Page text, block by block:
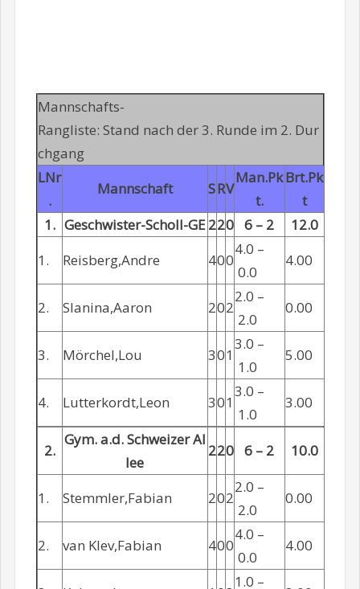
Mannschafts-
Rangliste: Stand nach der 3. Runde im 2. Dur
chgang
LNr
.
Mannschaft SRV
Man.Pk
t.
Brt.Pk
t
1. Geschwister-Scholl-GE220 6 – 2
12.0
1.
Reisberg,Andre 400
4.0 –
0.0
4.00
2. Slanina,Aaron 202
2.0 –
2.0
0.00
3. Mörchel,Lou 301
3.0 –
1.0
5.00
4. Lutterkordt,Leon 301
3.0 –
1.0
3.00
2.
Gym. a.d. Schweizer Al
lee
220 6 – 2 10.0
1. Stemmler,Fabian 202
2.0 –
2.0
0.00
2. van Klev,Fabian 400
4.0 –
0.0
4.00
1.0 –